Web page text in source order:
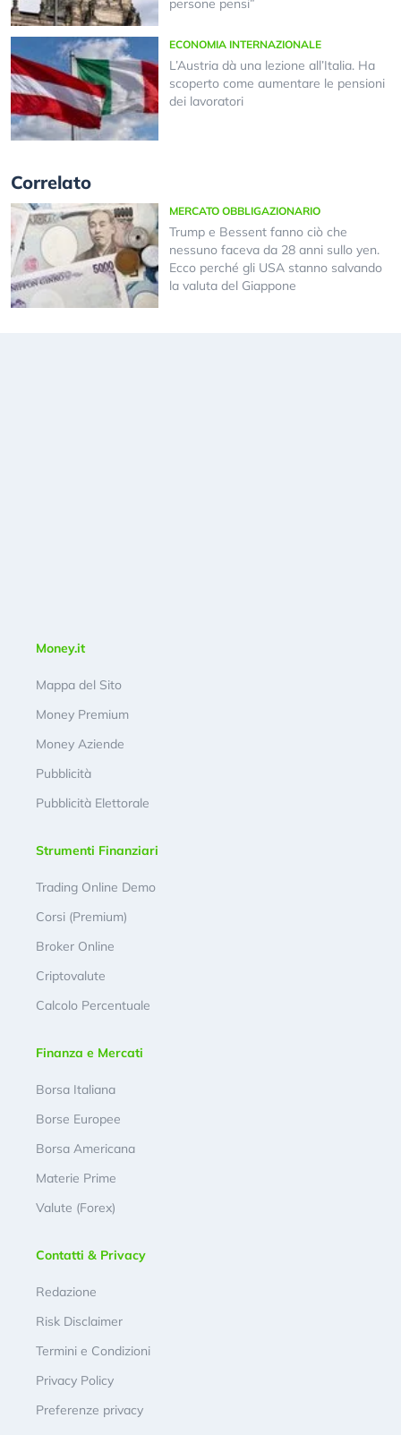
persone pensi”
ECONOMIA INTERNAZIONALE
L’Austria dà una lezione all’Italia. Ha
scoperto come aumentare le pensioni
dei lavoratori
Correlato
MERCATO OBBLIGAZIONARIO
Trump e Bessent fanno ciò che
nessuno faceva da 28 anni sullo yen.
Ecco perché gli USA stanno salvando
la valuta del Giappone
Money.it
Mappa del Sito
Money Premium
Money Aziende
Pubblicità
Pubblicità Elettorale
Strumenti Finanziari
Trading Online Demo
Corsi (Premium)
Broker Online
Criptovalute
Calcolo Percentuale
Finanza e Mercati
Borsa Italiana
Borse Europee
Borsa Americana
Materie Prime
Valute (Forex)
Contatti & Privacy
Redazione
Risk Disclaimer
Termini e Condizioni
Privacy Policy
Preferenze privacy